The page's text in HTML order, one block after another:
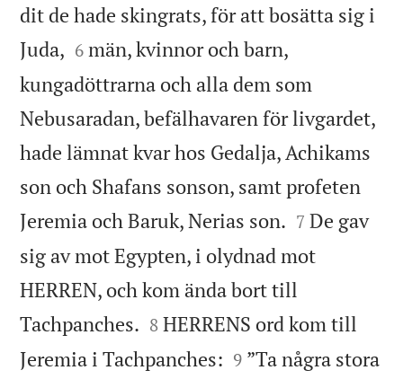
dit de hade skingrats, för att bosätta sig i
Juda, 

6 män, kvinnor och barn,
kungadöttrarna och alla dem som
Nebusaradan, befälhavaren för livgardet,
hade lämnat kvar hos Gedalja, Achikams
son och Shafans sonson, samt profeten
Jeremia och Baruk, Nerias son. 

7 De gav
sig av mot Egypten, i olydnad mot
HERREN, och kom ända bort till
Tachpanches. 

8 HERRENS ord kom till
Jeremia i Tachpanches: 

9 ”Ta några stora